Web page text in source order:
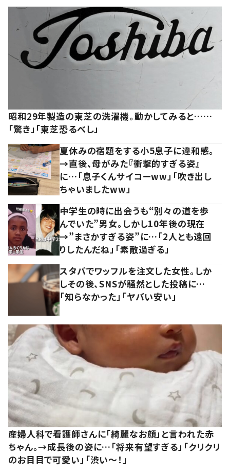
昭和29年製造の東芝の洗濯機。動かしてみると……
「驚き」「東芝恐るべし」
夏休みの宿題をする小5息子に違和感。
→直後、母がみた『衝撃的すぎる姿』
に…「息子くんサイコーww」「吹き出し
ちゃいましたww」
中学生の時に出会うも“別々の道を歩
んでいた”男女。しかし10年後の現在
→”まさかすぎる姿”に…「2人とも遠回
りしたんだね」「素敵過ぎる」
スタバでワッフルを注文した女性。しか
しその後、SNSが騒然とした投稿に…
「知らなかった」「ヤバい安い」
産婦人科で看護師さんに「綺麗なお顔」と言われた赤
ちゃん。→成長後の姿に…「将来有望すぎる」「クリクリ
のお目目で可愛い」「渋い～！」